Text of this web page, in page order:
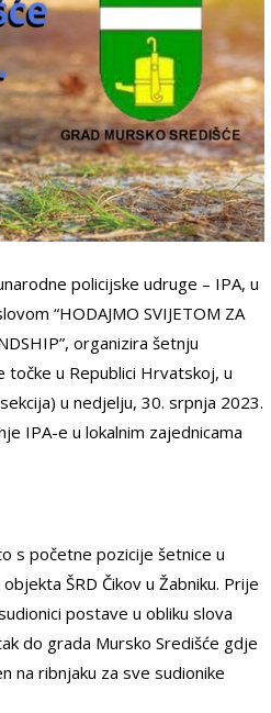
policijske udruge – IPA, u
“HODAJMO SVIJETOM ZA
organizira šetnju
točke u Republici Hrvatskoj, u
u nedjelju, 30. srpnja 2023.
IPA-e u lokalnim zajednicama
s početne pozicije šetnice u
ŠRD Čikov u Žabniku. Prije
postave u obliku slova
do grada Mursko Središće gdje
na ribnjaku za sve sudionike